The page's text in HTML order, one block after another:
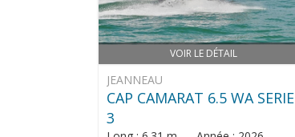
VOIR LE DÉTAIL
JEANNEAU
CAP CAMARAT 6.5 WA SERIE
3